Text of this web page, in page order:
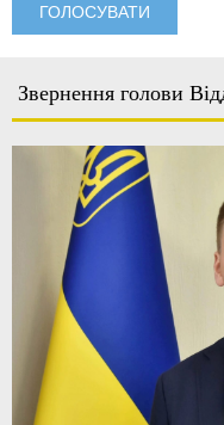
Звернення голови